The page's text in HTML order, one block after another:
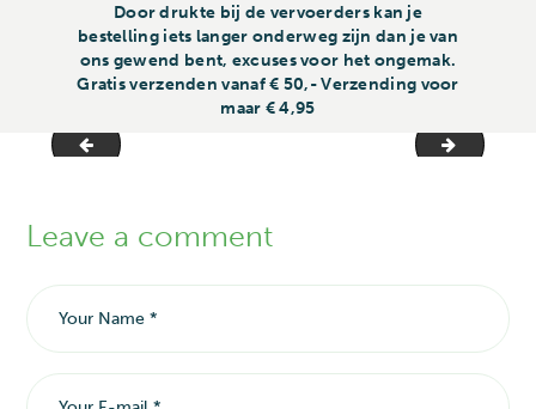
Door drukte bij de vervoerders kan je
bestelling iets langer onderweg zijn dan je van
ons gewend bent, excuses voor het ongemak.
Gratis verzenden vanaf € 50,- Verzending voor
maar € 4,95
Fotoposter 40x50
Leave a comment